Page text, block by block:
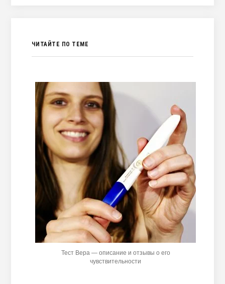
ЧИТАЙТЕ ПО ТЕМЕ
Тест Вера — описание и отзывы о его
чувствительности